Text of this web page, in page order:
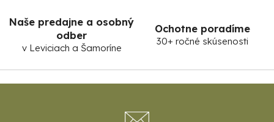
Naše predajne a osobný
odber
v Leviciach a Šamoríne
Ochotne poradíme
30+ ročné skúsenosti
Z